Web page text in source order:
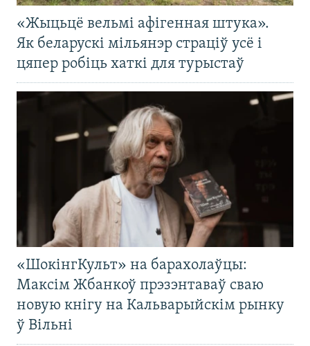
«Жыцьцё вельмі афігенная штука».
Як беларускі мільянэр страціў усё і
цяпер робіць хаткі для турыстаў
«ШокінгКульт» на барахолаўцы:
Максім Жбанкоў прэзэнтаваў сваю
новую кнігу на Кальварыйскім рынку
ў Вільні